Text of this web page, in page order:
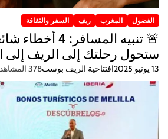
الفضول المغرب ريف السفر والثقافة
🚨 تنبيه المسافر:
ستحول رحلتك إلى الريف إلى
13 يونيو 2025 افتتاحية الريف بوست378 المشاهدات